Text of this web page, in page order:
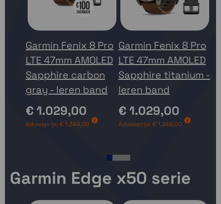
Garmin Fenix 8 Pro
LTE 47mm AMOLED
Sapphire carbon
gray - leren band
€ 1.029,00
Adviesprijs:€ 1.349,00
Garmin Fenix 8 Pro
LTE 47mm AMOLED
Sapphire titanium -
leren band
€ 1.029,00
Adviesprijs:€ 1.349,00
1 234
Garmin Edge x50 serie